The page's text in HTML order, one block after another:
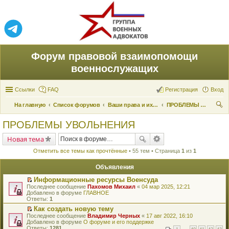
Форум правовой взаимопомощи
военнослужащих
Ссылки FAQ Вход
Регистрация
На главную Список форумов Ваши права и их реализация
ПРОБЛЕМЫ УВОЛЬНЕНИЯ
ПРОБЛЕМЫ УВОЛЬНЕНИЯ
Новая тема
Отметить все темы как прочтённые• 55 тем • Страница 1 из 1
Объявления
П
е
р
е
й
т
и
Информационные ресурсы Военсуда
Последнее сообщение Пахомов Михаил « 04 мар 2025, 12:21
Добавлено в форуме ГЛАВНОЕ
Ответы: 1
П
е
р
Как создать новую тему
Последнее сообщение Владимир Черных « 17 авг 2022, 16:10
Добавлено в форуме О форуме и его поддержке